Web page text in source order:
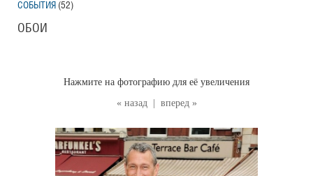
« назад вперед »
Нажмите на фотографию для её увеличения
СОБЫТИЯ (52)
ОБОИ